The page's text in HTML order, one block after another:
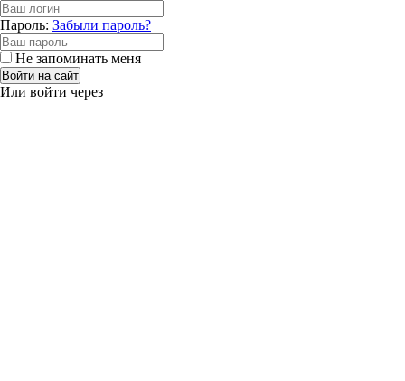
Пароль: Забыли пароль?
Не запоминать меня
Войти на сайт
Или войти через